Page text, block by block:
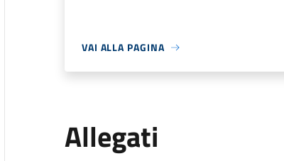
VAI ALLA PAGINA
Allegati